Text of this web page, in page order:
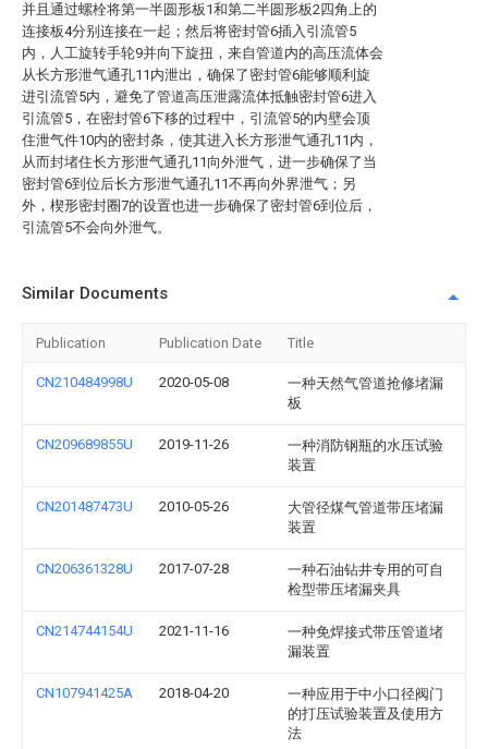
并且通过螺栓将第一半圆形板1和第二半圆形板2四角上的
连接板4分别连接在一起；然后将密封管6插入引流管5
内，人工旋转手轮9并向下旋扭，来自管道内的高压流体会
从长方形泄气通孔11内泄出，确保了密封管6能够顺利旋
进引流管5内，避免了管道高压泄露流体抵触密封管6进入
引流管5，在密封管6下移的过程中，引流管5的内壁会顶
住泄气件10内的密封条，使其进入长方形泄气通孔11内，
从而封堵住长方形泄气通孔11向外泄气，进一步确保了当
密封管6到位后长方形泄气通孔11不再向外界泄气；另
外，楔形密封圈7的设置也进一步确保了密封管6到位后，
引流管5不会向外泄气。
Similar Documents
Publication Publication Date Title
CN210484998U 2020-05-08
一种天然气管道抢修堵漏
板
CN209689855U 2019-11-26
一种消防钢瓶的水压试验
装置
CN201487473U 2010-05-26
大管径煤气管道带压堵漏
装置
CN206361328U 2017-07-28
一种石油钻井专用的可自
检型带压堵漏夹具
CN214744154U 2021-11-16
一种免焊接式带压管道堵
漏装置
CN107941425A 2018-04-20
一种应用于中小口径阀门
的打压试验装置及使用方
法